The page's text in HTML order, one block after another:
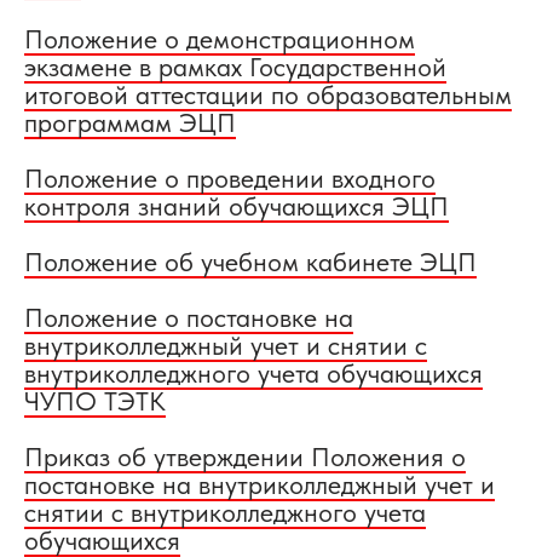
Положение о демонстрационном
экзамене в рамках Государственной
итоговой аттестации по образовательным
программам ЭЦП
Положение о проведении входного
контроля знаний обучающихся ЭЦП
Положение об учебном кабинете ЭЦП
Положение о постановке на
внутриколледжный учет и снятии с
внутриколледжного учета обучающихся
ЧУПО ТЭТК
Приказ об утверждении Положения о
постановке на внутриколледжный учет и
снятии с внутриколледжного учета
обучающихся